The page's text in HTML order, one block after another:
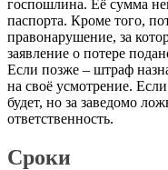
госпошлина. Её сумма
паспорта. Кроме того,
правонарушение, за
заявление о потере
Если позже – штраф
на своё усмотрение.
будет, но за заведомо
ответственность.
Сроки